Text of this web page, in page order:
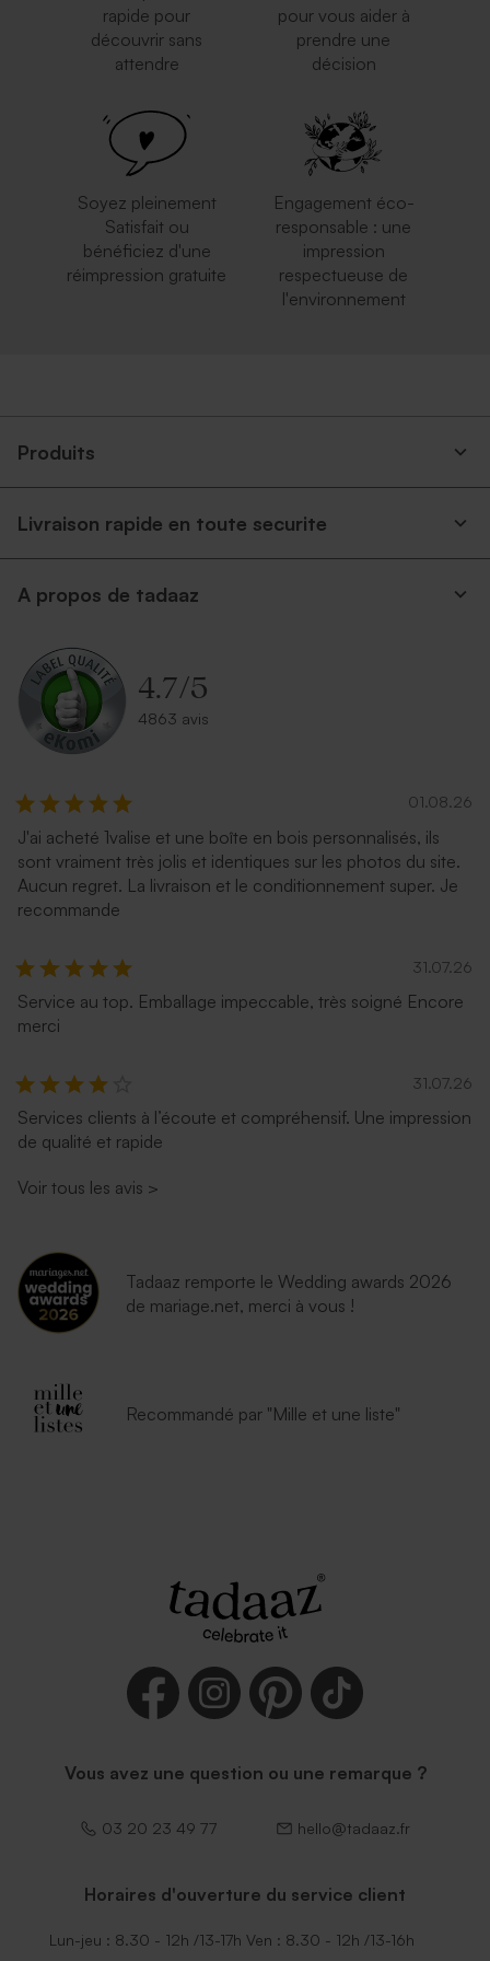
Dragées jaune velours 1 kg (±
Trombone doré multi
événements
Enveloppe carrée recyclée
Enveloppe carrée fin d'année
rose nude
rapide pour
découvrir sans
attendre
pour vous aider à
prendre une
décision
Soyez pleinement
Satisfait ou
bénéficiez d'une
réimpression gratuite
Engagement éco-
responsable : une
impression
respectueuse de
l'environnement
Produits
Livraison rapide en toute securite
A propos de tadaaz
4.7/5
4863 avis
01.08.26
J'ai acheté 1valise et une boîte en bois personnalisés, ils
sont vraiment très jolis et identiques sur les photos du site.
Aucun regret. La livraison et le conditionnement super. Je
recommande
31.07.26
Service au top. Emballage impeccable, très soigné Encore
merci
31.07.26
Services clients à l’écoute et compréhensif. Une impression
de qualité et rapide
Voir tous les avis >
Tadaaz remporte le Wedding awards 2026
de mariage.net, merci à vous !
Recommandé par "Mille et une liste"
Vous avez une question ou une remarque ?
03 20 23 49 77 hello@tadaaz.fr
Horaires d'ouverture du service client
Lun-jeu : 8.30 - 12h /13-17h Ven : 8.30 - 12h /13-16h